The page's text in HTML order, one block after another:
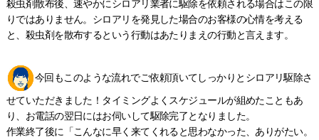
殺虫剤散布後、速やかにシロアリ業者に駆除を依頼される場合はこの限
りではありません。シロアリを発見した場合のお客様の心情を考える
と、殺虫剤を散布するという行動はあたりまえの行動と言えます。
今回もこのような流れでご依頼頂いてしっかりとシロアリ駆除さ
せていただきました！タイミングよくスケジュールが組めたこともあ
り、お電話の翌日にはお伺いして駆除完了となりました。
作業終了後に「こんなに早く来てくれると思わなかった、ありがたい。